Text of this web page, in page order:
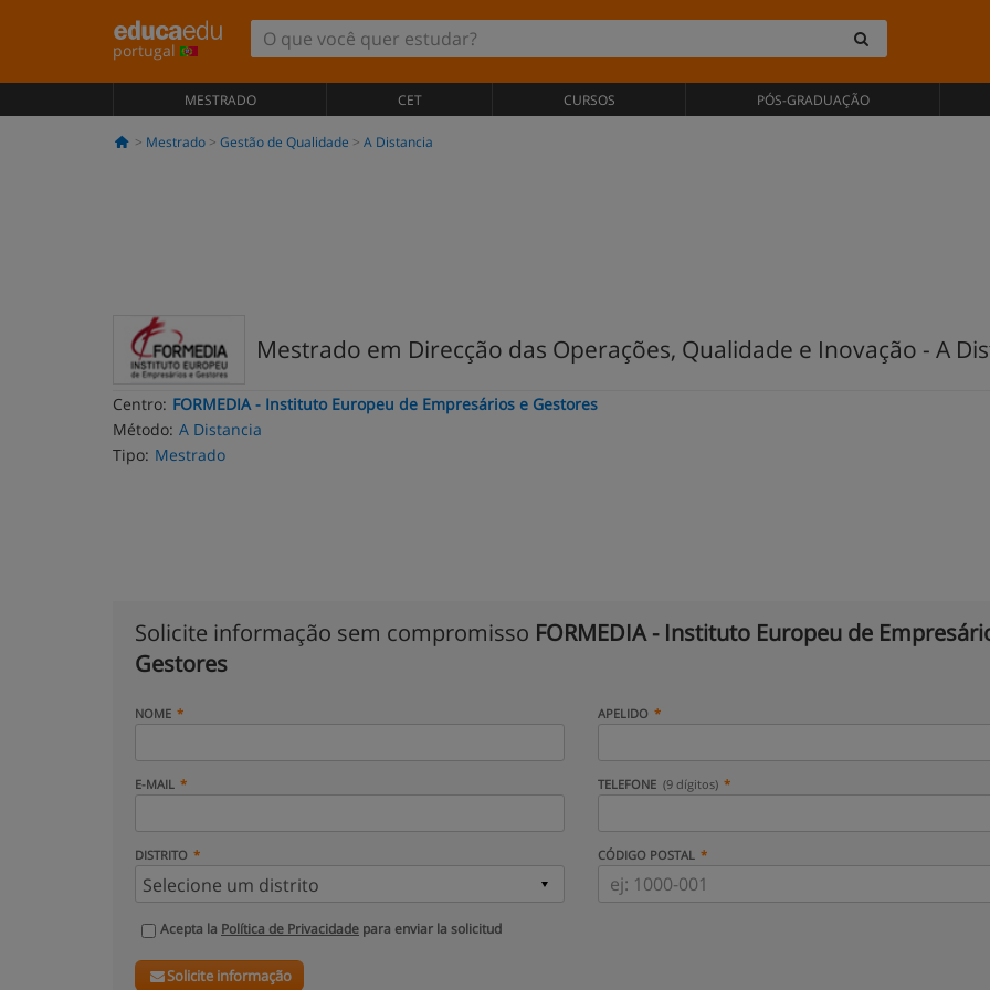
portugal
MESTRADO CET CURSOS PÓS-GRADUAÇÃO
Mestrado Gestão de Qualidade A Distancia
Mestrado em Direcção das Operações, Qualidade e Inovação - A
Centro: FORMEDIA - Instituto Europeu de Empresários e Gestores
Método: A Distancia
Tipo: Mestrado
Solicite informação sem compromisso FORMEDIA - Instituto Europeu de
Gestores
NOME APELIDO
E-MAIL TELEFONE (9 dígitos)
DISTRITO CÓDIGO POSTAL
Acepta la Política de Privacidade para enviar la solicitud
Solicite informação